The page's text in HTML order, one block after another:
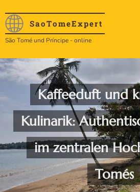
SaoTomeExpert
São Tomé und Príncipe - online
Kaffeeduft und
Kulinarik:
im zentralen
Tomés